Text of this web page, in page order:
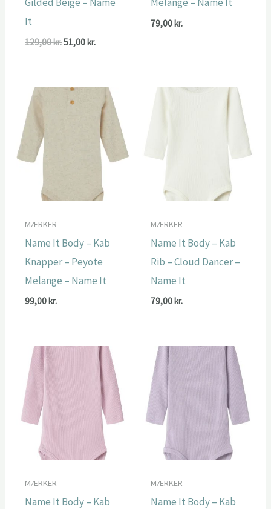
Gilded Beige – Name
It
129,00kr.Den
129,00 kr..
51,00kr.Den
51,00 kr..
Melange – Name It
79,00kr.
MÆRKER
Name It Body – Kab
Knapper – Peyote
Melange – Name It
99,00 kr.
MÆRKER
Name It Body – Kab
Rib – Cloud Dancer –
Name It
79,00 kr.
MÆRKER
Name It Body – Kab
MÆRKER
Name It Body – Kab